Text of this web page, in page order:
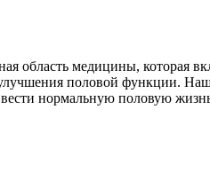
область медицины, которая
половой функции.
нормальную половую